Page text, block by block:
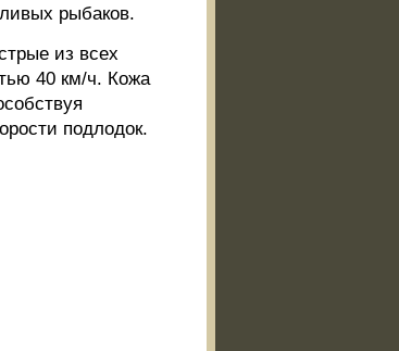
рыбаков.
из всех
40 км/ч. Кожа
подлодок.